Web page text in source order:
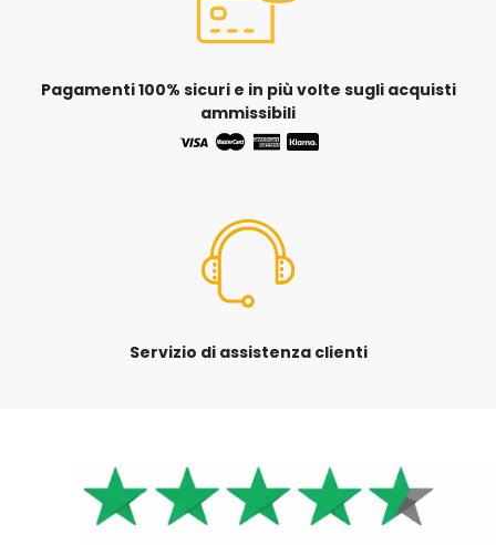
Pagamenti 100% sicuri e in più volte sugli acquisti
ammissibili
Servizio di assistenza clienti